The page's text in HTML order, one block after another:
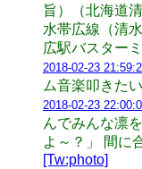
旨）（北海道清
水帯広線（清
広駅バスター
2018-02-23
ム音楽叩きた
2018-02-23
んでみんな凛
よ～？」 間に
[Tw:photo]